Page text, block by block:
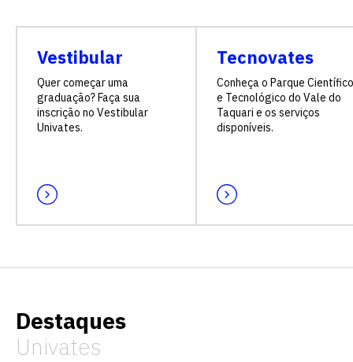
Vestibular
Quer começar uma
graduação? Faça sua
inscrição no Vestibular
Univates.
Tecnovates
Conheça o Parque Científico
e Tecnológico do Vale do
Taquari e os serviços
disponíveis.
Destaques
Univates